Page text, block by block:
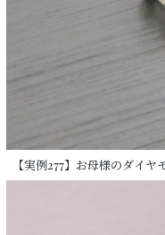
【実例277】お母様のダイ